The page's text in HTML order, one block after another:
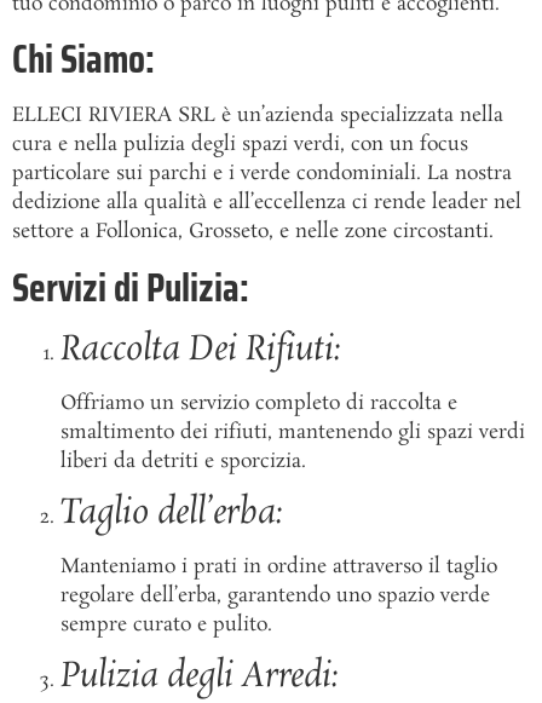
Chi Siamo:
ELLECI RIVIERA SRL è un’azienda specializzata nella
cura e nella pulizia degli spazi verdi, con un focus
particolare sui parchi e i verde condominiali. La nostra
dedizione alla qualità e all’eccellenza ci rende leader nel
settore a Follonica, Grosseto, e nelle zone circostanti.
Servizi di Pulizia:
Raccolta Dei Rifiuti:
Offriamo un servizio completo di raccolta e
smaltimento dei rifiuti, mantenendo gli spazi verdi
liberi da detriti e sporcizia.
Taglio dell’erba:
Manteniamo i prati in ordine attraverso il taglio
regolare dell’erba, garantendo uno spazio verde
sempre curato e pulito.
Pulizia degli Arredi: